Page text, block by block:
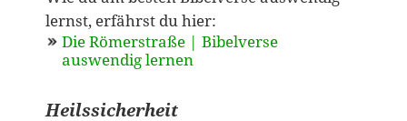
lernst, erfährst du hier:
Die Römerstraße | Bibelverse
auswendig lernen
Heilssicherheit